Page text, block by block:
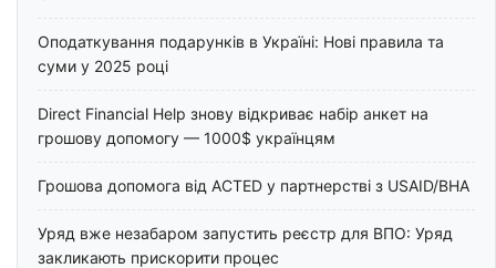
Оподаткування подарунків в Україні: Нові правила та
суми у 2025 році
Direct Financial Help знову відкриває набір анкет на
грошову допомогу — 1000$ українцям
Грошова допомога від ACTED у партнерстві з USAID/BHA
Уряд вже незабаром запустить реєстр для ВПО: Уряд
закликають прискорити процес